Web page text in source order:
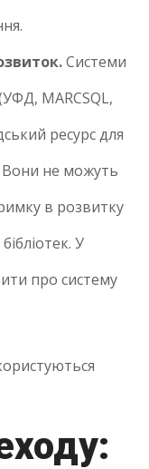
Системи
MARCSQL,
ресурс для
Вони не можуть
в розвитку
У
про систему